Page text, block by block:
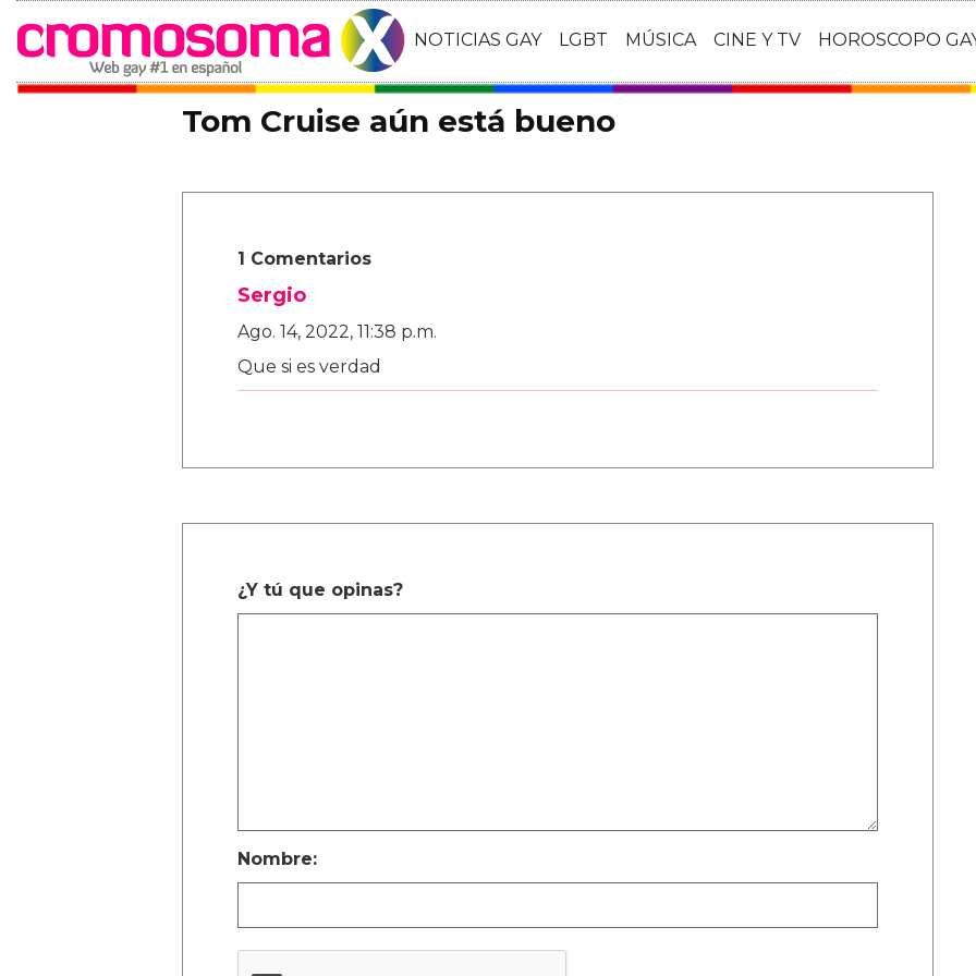
NOTICIAS GAY LGBT MÚSICA CINE Y TV HOROSCOPO
Tom Cruise aún está bueno
1 Comentarios
Sergio
Ago. 14, 2022, 11:38 p.m.
Que si es verdad
¿Y tú que opinas?
Nombre: